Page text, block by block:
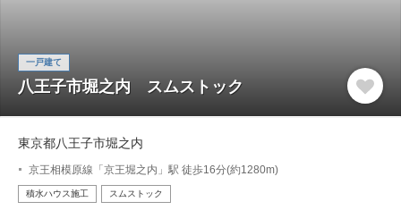
一戸建て
八王子市堀之内 スムストック
東京都八王子市堀之内
京王相模原線「京王堀之内」駅 徒歩16分(約1280m)
積水ハウス施工 スムストック